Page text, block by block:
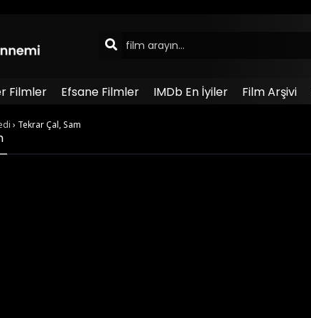
Filmler Efsane Filmler IMDb En İyiler Film Arşivi
› Tekrar Çal, Sam